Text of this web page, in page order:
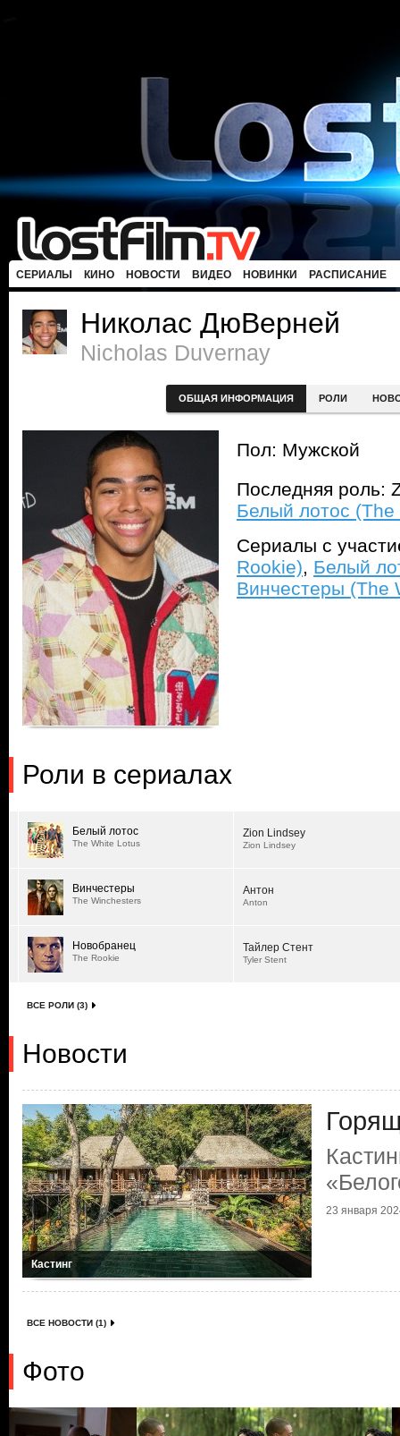
СЕРИАЛЫ КИНО НОВОСТИ ВИДЕО НОВИНКИ РАСПИСАНИЕ
Николас ДюВерней
Nicholas Duvernay
ОБЩАЯ ИНФОРМАЦИЯ РОЛИ
Пол: Мужской
Последняя роль:
Белый лотос
Сериалы с
Rookie), Белый
Винчестеры (The
Роли в сериалах
Белый лотос
The White Lotus
Zion Lindsey
Zion Lindsey
Винчестеры
The Winchesters
Антон
Anton
Новобранец
The Rookie
Тайлер Стент
Tyler Stent
ВСЕ РОЛИ (3)
Новости
Кастинг
23 января
ВСЕ НОВОСТИ (1)
Фото